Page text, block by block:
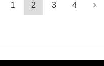
1 2 3 4